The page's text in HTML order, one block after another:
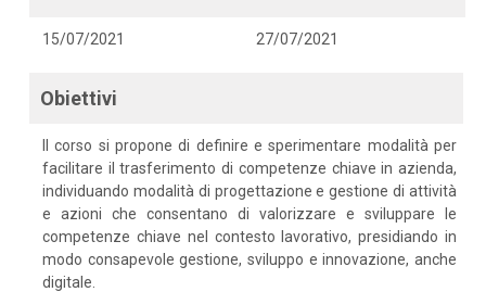
15/07/2021 27/07/2021
Obiettivi
Il corso si propone di definire e sperimentare modalità per
facilitare il trasferimento di competenze chiave in azienda,
individuando modalità di progettazione e gestione di attività
e azioni che consentano di valorizzare e sviluppare le
competenze chiave nel contesto lavorativo, presidiando in
modo consapevole gestione, sviluppo e innovazione, anche
digitale.